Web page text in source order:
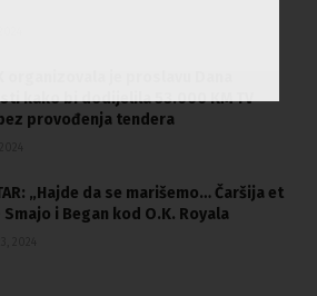
kako bi dodijelila 53.000 KM TV
provođenja tendera
„Hajde da se marišemo… Čaršija et
i Began kod O.K. Royala